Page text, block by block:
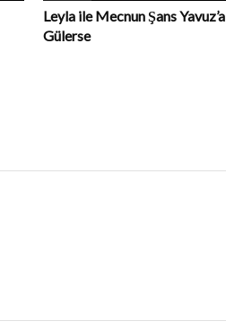
Leyla ile Mecnun Şans Yavuz’a
Gülerse